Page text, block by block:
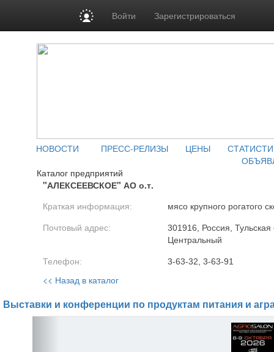
Войти Зарегистрироваться
НОВОСТИ ПРЕСС-РЕЛИЗЫ ЦЕНЫ
Каталог предприятий
"АЛЕКСЕЕВСКОЕ" АО о.т.
Краткая информация: мясо крупного рогатого
Почтовый адрес:
301916, Россия,
Центральный
Телефон: 3-63-32, 3-63-91
<< Назад в каталог
Выставки и конференции по продуктам питания и